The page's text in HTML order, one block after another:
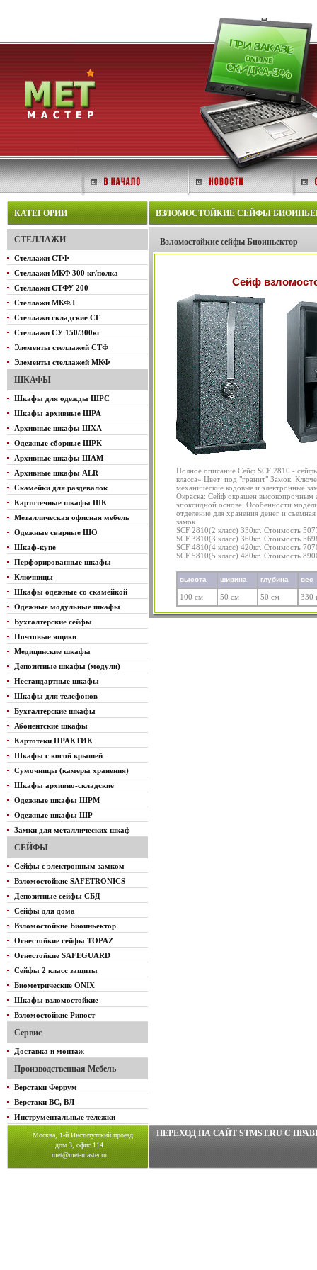
КАТЕГОРИИ
СТЕЛЛАЖИ
Стеллажи СТФ
Стеллажи МКФ 300 кг/полка
Стеллажи СТФУ 200
Стеллажи МКФЛ
Стеллажи складские СГ
Стеллажи СУ 150/300кг
Элементы стеллажей СТФ
Элементы стеллажей МКФ
ШКАФЫ
Шкафы для одежды ШРС
Шкафы архивные ШРА
Архивные шкафы ШХА
Одежные сборные ШРК
Архивные шкафы ШАМ
Архивные шкафы ALR
Скамейки для раздевалок
Картотечные шкафы ШК
Металлическая офисная мебель
Одежные сварные ШО
Шкаф-купе
Перфорированные шкафы
Ключницы
Шкафы одежные со скамейкой
Одежные модульные шкафы
Бухгалтерские сейфы
Почтовые ящики
Медицинские шкафы
Депозитные шкафы (модули)
Нестандартные шкафы
Шкафы для телефонов
Бухгалтерские шкафы
Абонентские шкафы
Картотеки ПРАКТИК
Шкафы с косой крышей
Сумочницы (камеры хранения)
Шкафы архивно-складские
Одежные шкафы ШРМ
Одежные шкафы ШР
Замки для металлических шкаф
СЕЙФЫ
Сейфы с электронным замком
Взломостойкие SAFETRONICS
Депозитные сейфы СБД
Сейфы для дома
Взломостойкие Биоиньектор
Огнестойкие сейфы TOPAZ
Огнестойкие SAFEGUARD
Сейфы 2 класс защиты
Биометрические ONIX
Шкафы взломостойкие
Взломостойкие Рипост
Сервис
Доставка и монтаж
Производственная Мебель
Верстаки Феррум
Верстаки ВС, ВЛ
Инструментальные тележки
ВЗЛОМОСТОЙКИЕ СЕЙФЫ
Взломостойкие сейфы Биоиньектор
Сейф
Полное описание Сейф SCF 2810 -
класса» Цвет: под "гранит" Замок:
механические кодовые и электронные
Окраска: Сейф окрашен
эпоксидной основе. Особенности
отделение для хранения денег и
замок.
SCF 2810(2 класс) 330кг. Стоимость
SCF 3810(3 класс) 360кг. Стоимость
SCF 4810(4 класс) 420кг. Стоимость
SCF 5810(5 класс) 480кг. Стоимость
высота ширина глубина вес
100 см 50 см 50 см 330
Москва, 1-й Институтский проезд
дом 3, офис 114
met@met-master.ru
ПЕРЕХОД НА САЙТ STMST.RU C